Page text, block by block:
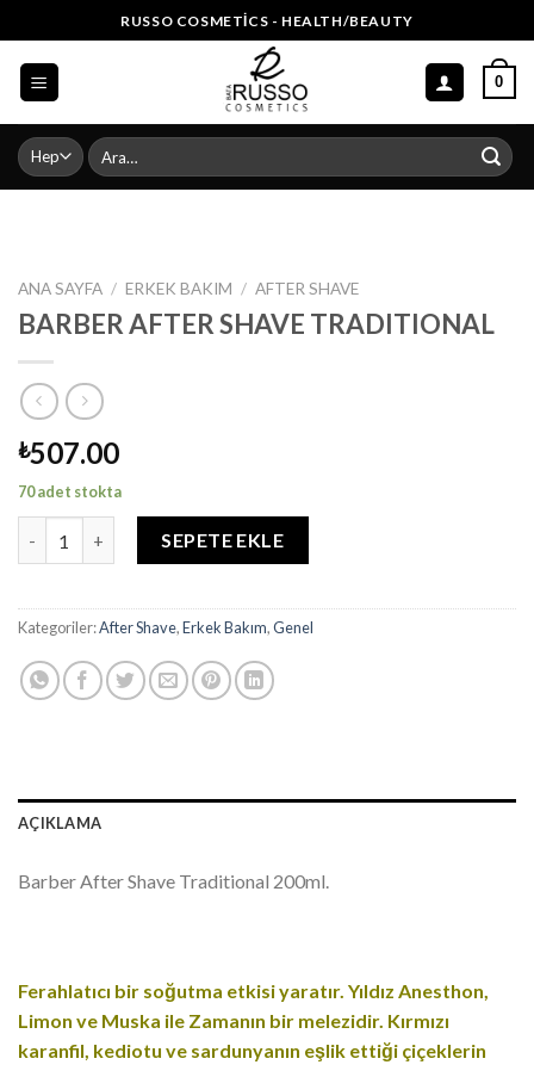
to
content
RUSSO COSMETICS - HEALTH/BEAUTY
0
Ara:
ANA SAYFA / ERKEK BAKIM / AFTER SHAVE
BARBER AFTER SHAVE TRADITIONAL
₺507.00
70 adet stokta
SEPETE EKLE
Kategoriler:After Shave,Erkek Bakım,Genel
AÇIKLAMA
Barber After Shave Traditional 200ml.
Ferahlatıcı bir soğutma etkisi yaratır. Yıldız Anesthon,
Limon ve Muska ile Zamanın bir melezidir. Kırmızı
karanfil, kediotu ve sardunyanın eşlik ettiği çiçeklerin